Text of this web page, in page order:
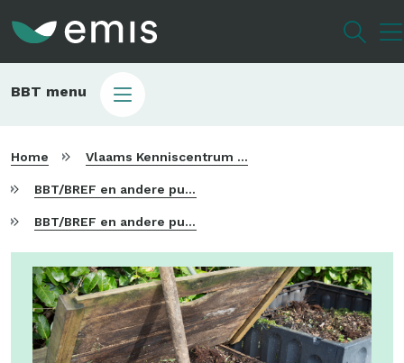
Main
BBT menu
Home Vlaams Kenniscentrum voor Beste Beschikbare Technieken
BBT/BREF en andere publicaties
BBT/BREF en andere publicaties